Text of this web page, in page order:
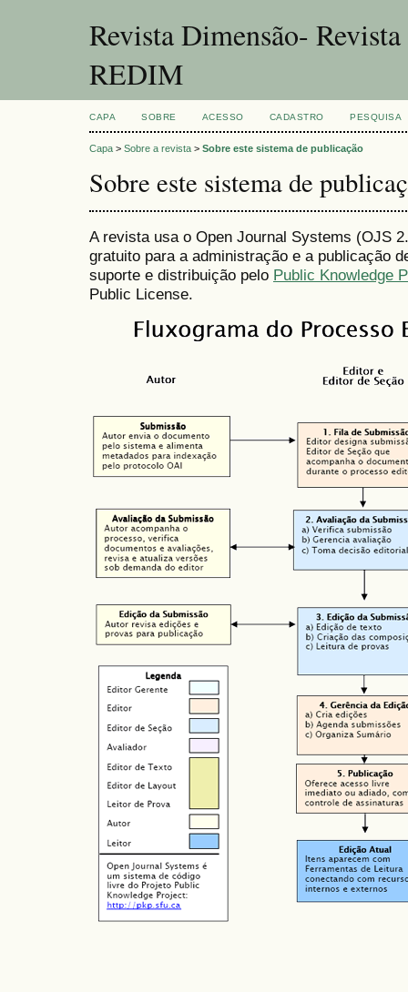
Revista Dimensão-
REDIM
CAPA SOBRE ACESSO CADASTRO PESQUISA
Capa > Sobre a revista > Sobre este sistema de publicação
Sobre este sistema de
A revista usa o Open Journal Systems (OJS
gratuito para a administração e a publicação
suporte e distribuição pelo Public Knowledge
Public License.